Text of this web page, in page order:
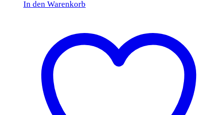
In den Warenkorb